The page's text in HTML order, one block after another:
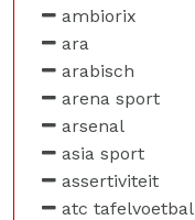
ambiorix
ara
arabisch
arena sport
arsenal
asia sport
assertiviteit
atc tafelvoetbal